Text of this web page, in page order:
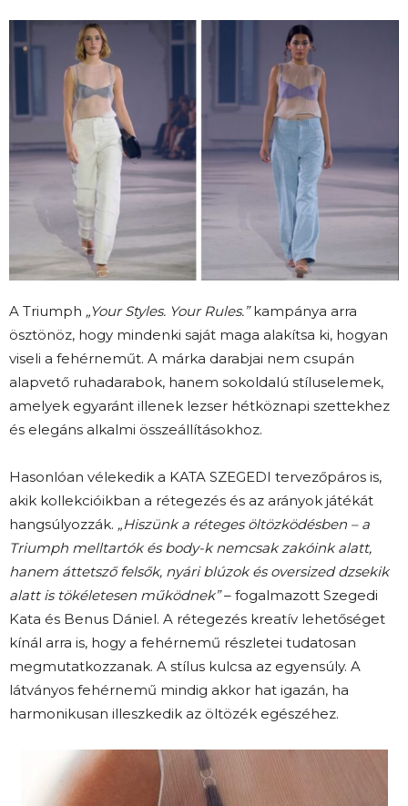
A Triumph „Your Styles. Your Rules.”kampánya arra
ösztönöz, hogy mindenki saját maga alakítsa ki, hogyan
viseli a fehérneműt. A márka darabjai nem csupán
alapvető ruhadarabok, hanem sokoldalú stíluselemek,
amelyek egyaránt illenek lezser hétköznapi szettekhez
és elegáns alkalmi összeállításokhoz.
Hasonlóan vélekedik a KATA SZEGEDI tervezőpáros is,
akik kollekcióikban a rétegezés és az arányok játékát
hangsúlyozzák. „Hiszünk a réteges öltözködésben – a
Triumph melltartók és body-k nemcsak zakóink alatt,
hanem áttetsző felsők, nyári blúzok és oversized dzsekik
alatt is tökéletesen működnek”– fogalmazott Szegedi
Kata és Benus Dániel. A rétegezés kreatív lehetőséget
kínál arra is, hogy a fehérnemű részletei tudatosan
megmutatkozzanak. A stílus kulcsa az egyensúly. A
látványos fehérnemű mindig akkor hat igazán, ha
harmonikusan illeszkedik az öltözék egészéhez.